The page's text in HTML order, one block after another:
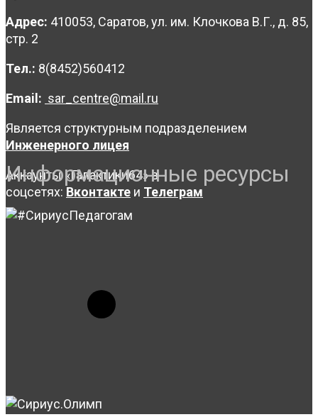
Адрес: 410053, Саратов, ул. им. Клочкова В.Г., д. 85,
стр. 2
Тел.: 8(8452)560412
Email: sar_centre@mail.ru
Является структурным подразделением
Инженерного лицея
Аккаунты «Галактики64» в
соцсетях: Вконтакте и Телеграм
Информационные ресурсы